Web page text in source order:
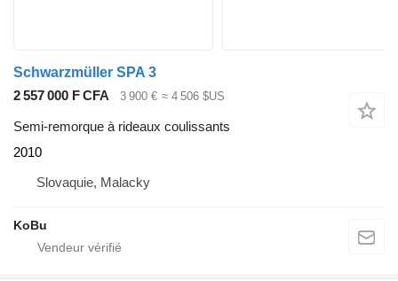
Schwarzmüller SPA 3
2 557 000 F CFA
3 900 € ≈ 4 506 $US
Semi-remorque à rideaux coulissants
2010
Slovaquie, Malacky
KoBu